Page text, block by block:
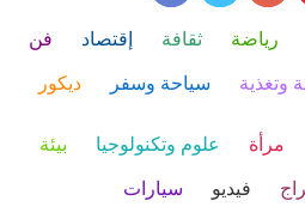
رياضة ثقافة إقتصاد فن
وتغذية سياحة وسفر ديكور
مرأة علوم وتكنولوجيا بيئة
فيديو سيارات